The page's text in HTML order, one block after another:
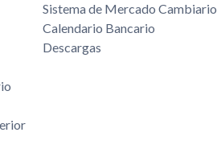
Sistema de Mercado Cambiario
Calendario Bancario
Descargas